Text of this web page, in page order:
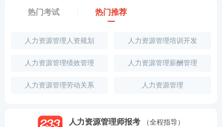
热门考试 热门推荐
人力资源管理人资规划 人力资源管理培训开发
人力资源管理绩效管理 人力资源管理薪酬管理
人力资源管理劳动关系 人力资源管理
人力资源管理师报考
（全程指导）